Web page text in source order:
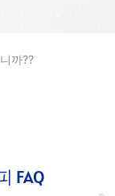
까??
FAQ